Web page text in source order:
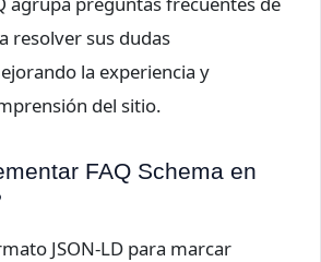
resolver sus dudas
la experiencia y
del sitio.
FAQ Schema en
JSON-LD para marcar